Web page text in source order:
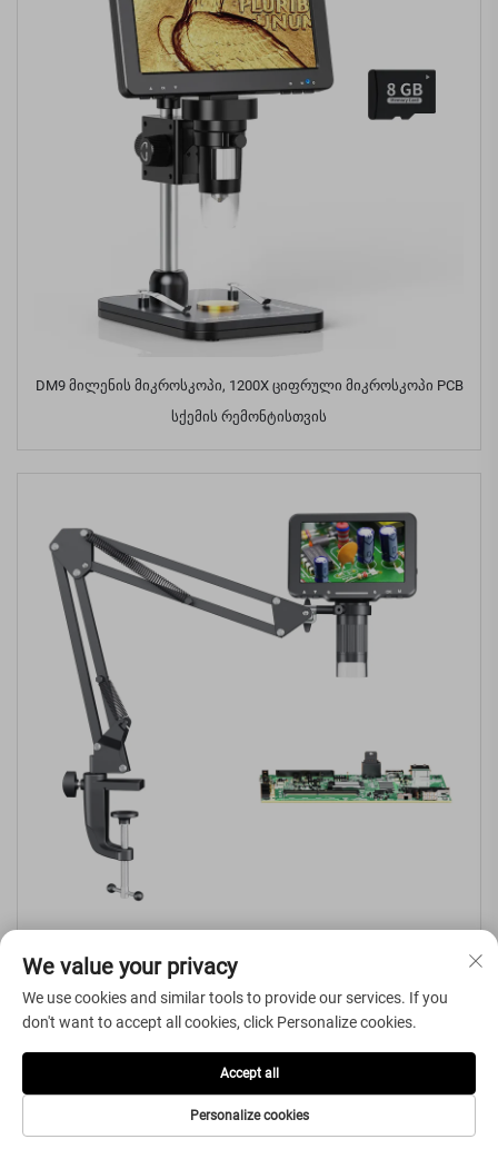
DM9 მილენის მიკროსკოპი, 1200X ციფრული მიკროსკოპი PCB
სქემის რემონტისთვის
8 LED რგოლისებური სინათლე
Მიიღე უფასო შეთავაზება
We value your privacy
We use cookies and similar tools to provide our services. If you
don't want to accept all cookies, click Personalize cookies.
Personalize cookies
Accept all